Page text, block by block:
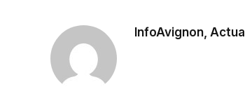
InfoAvignon,